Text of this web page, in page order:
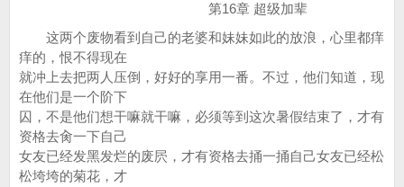
第16章 超级加辈
这两个废物看到自己的老婆和妹妹如此的放浪，心里都痒
痒的，恨不得现在
就冲上去把两人压倒，好好的享用一番。不过，他们知道，现
在他们是一个阶下
囚，不是他们想干嘛就干嘛，必须等到这次暑假结束了，才有
资格去肏一下自己
女友已经发黑发烂的废屄，才有资格去捅一捅自己女友已经松
松垮垮的菊花，才